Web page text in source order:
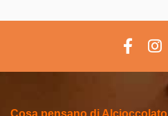
Cosa pensano di Alcioccolato